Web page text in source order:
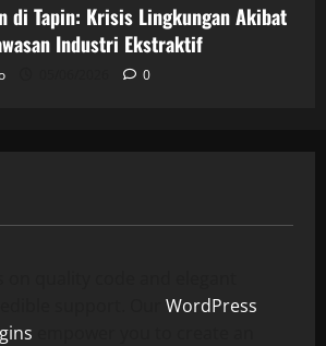
di Tapin: Krisis Lingkungan Akibat
Industri Ekstraktif
0
WordPress